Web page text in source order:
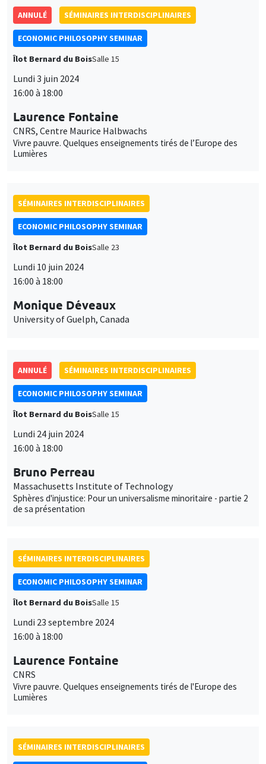
ANNULÉ SÉMINAIRES INTERDISCIPLINAIRES
ECONOMIC PHILOSOPHY SEMINAR
Îlot Bernard du BoisSalle 15
Lundi 3 juin 2024
16:00 à 18:00
Laurence Fontaine
CNRS, Centre Maurice Halbwachs
Vivre pauvre. Quelques enseignements tirés de l’Europe des
Lumières
SÉMINAIRES INTERDISCIPLINAIRES
ECONOMIC PHILOSOPHY SEMINAR
Îlot Bernard du BoisSalle 23
Lundi 10 juin 2024
16:00 à 18:00
Monique Déveaux
University of Guelph, Canada
ANNULÉ SÉMINAIRES INTERDISCIPLINAIRES
ECONOMIC PHILOSOPHY SEMINAR
Îlot Bernard du BoisSalle 15
Lundi 24 juin 2024
16:00 à 18:00
Bruno Perreau
Massachusetts Institute of Technology
Sphères d'injustice: Pour un universalisme minoritaire - partie 2
de sa présentation
SÉMINAIRES INTERDISCIPLINAIRES
ECONOMIC PHILOSOPHY SEMINAR
Îlot Bernard du BoisSalle 15
Lundi 23 septembre 2024
16:00 à 18:00
Laurence Fontaine
CNRS
Vivre pauvre. Quelques enseignements tirés de l'Europe des
Lumières
SÉMINAIRES INTERDISCIPLINAIRES